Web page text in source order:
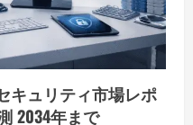
キュリティ市場レポ
2034年まで